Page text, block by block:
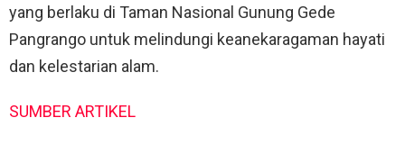
yang berlaku di Taman Nasional Gunung Gede
Pangrango untuk melindungi keanekaragaman hayati
dan kelestarian alam.
SUMBER ARTIKEL